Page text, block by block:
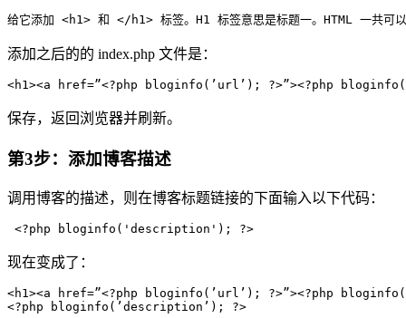
添加之后的的 index.php 文件是：
保存，返回浏览器并刷新。
第3步：添加博客描述
调用博客的描述，则在博客标题链接的下面输入以下代码：
现在变成了：
<h1><a href=”<?php bloginfo(’url’); ?>”><?php